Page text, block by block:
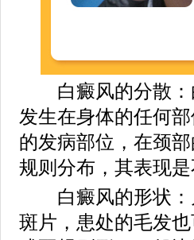
白癜风的分散：
发生在身体的任何
的发病部位，在颈
规则分布，其表现是
白癜风的形状：
斑片，患处的毛发